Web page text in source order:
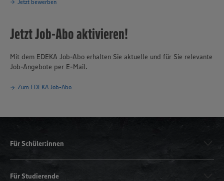
Jetzt bewerben
Jetzt Job-Abo aktivieren!
Mit dem EDEKA Job-Abo erhalten Sie aktuelle und für Sie relevante
Job-Angebote per E-Mail.
Zum EDEKA Job-Abo
Für Schüler:innen
Für Studierende